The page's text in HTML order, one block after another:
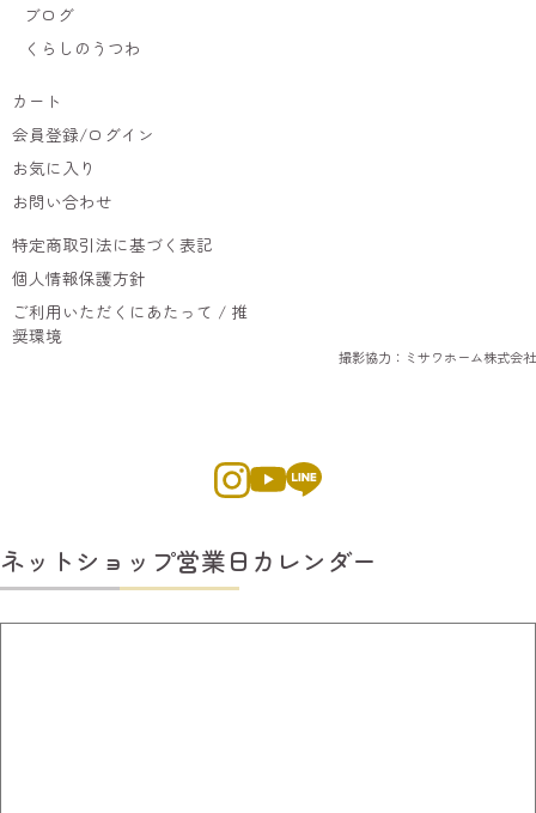
ブログ
くらしのうつわ
カート
会員登録/ログイン
お気に入り
お問い合わせ
特定商取引法に基づく表記
個人情報保護方針
ご利用いただくにあたって / 推
奨環境
撮影協力：ミサワホーム株式会社
ネットショップ営業日カレンダー